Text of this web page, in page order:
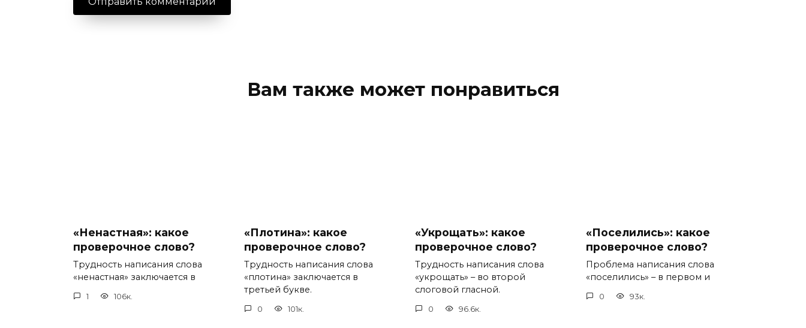
Вам также может понравиться
«Ненастная»: какое
проверочное слово?
Трудность написания слова
«ненастная» заключается в
1 106к.
«Плотина»: какое
проверочное слово?
Трудность написания слова
«плотина» заключается в
третьей букве.
0 101к.
«Укрощать»: какое
проверочное слово?
Трудность написания слова
«укрощать» – во второй
слоговой гласной.
0 96.6к.
«Поселились»: какое
проверочное слово?
Проблема написания слова
«поселились» – в первом и
0 93к.